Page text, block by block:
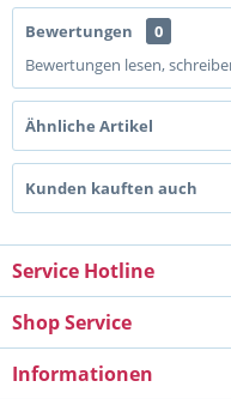
Bewertungen
0
Bewertungen lesen,
Ähnliche Artikel
Kunden kauften auch
Service Hotline
Shop Service
Informationen